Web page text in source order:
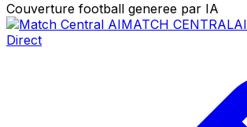
Couverture football generee par IA
MATCH CENTRALAI
Direct